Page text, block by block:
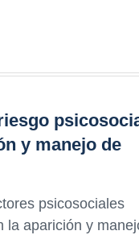
y manejo de
psicosociales
la aparición y